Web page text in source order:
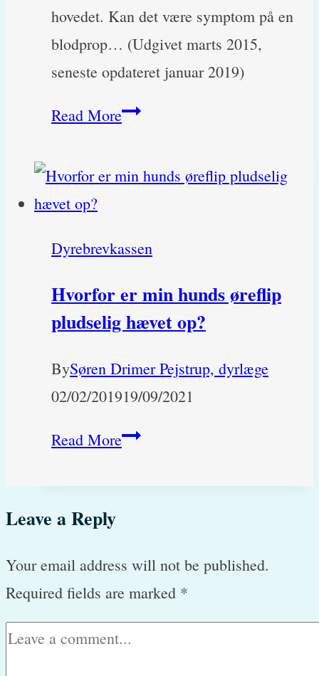
hovedet. Kan det være symptom på en
blodprop… (Udgivet marts 2015,
seneste opdateret januar 2019)
Read MoreHvad
symptomerne
hund
blodprop?
Dyrebrevkassen
Hvorfor er min hunds øreflip
pludselig hævet op?
BySøren Drimer Pejstrup, dyrlæge
02/02/201919/09/2021
Read MoreHvorfor
pludselig
hævet
Leave a Reply
Your email address will not be published.
Required fields are marked *